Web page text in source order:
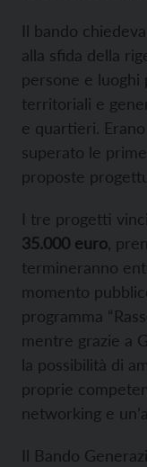
Il bando
alla sfida della
persone e
territoriali e
e quartieri.
superato le
proposte
I tre progetti
35.000 euro ,
termineranno
momento
programma
mentre grazie a
la possibilità di
proprie
networking e
Il Bando